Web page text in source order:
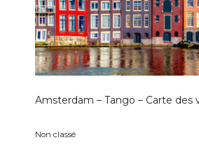
Amsterdam – Tango – Carte des
Non classé